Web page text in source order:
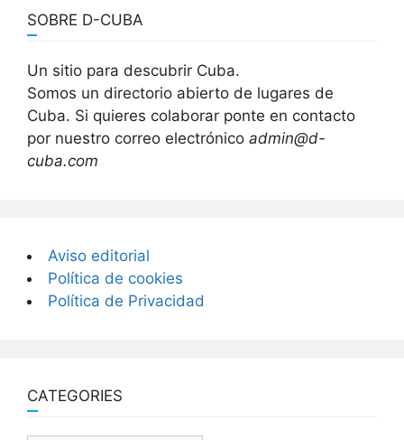
SOBRE D-CUBA
Un sitio para descubrir Cuba.
Somos un directorio abierto de lugares de
Cuba. Si quieres colaborar ponte en contacto
por nuestro correo electrónico admin@d-
cuba.com
Aviso editorial
Política de cookies
Política de Privacidad
CATEGORIES